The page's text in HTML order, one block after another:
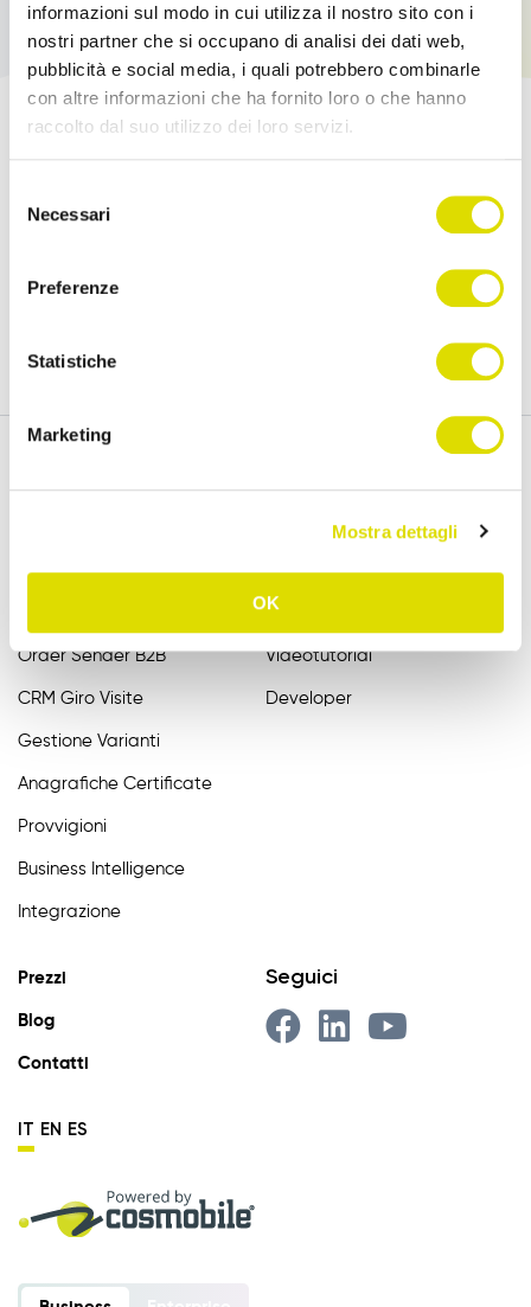
informazioni sul modo in cui utilizza il nostro sito con i
nostri partner che si occupano di analisi dei dati web,
pubblicità e social media, i quali potrebbero combinarle
con altre informazioni che ha fornito loro o che hanno
raccolto dal suo utilizzo dei loro servizi.
all'informativa:
https://www.ordersender.com/cookie-
delNecessari
Preferenze
Statistiche
Marketing
Mostra dettagli
OK
Prova l'App Order Sender gratis, nella sua
Raccolta Ordini Agenti
Order Sender B2B
CRM Giro Visite
Gestione Varianti
Anagrafiche Certificate
Provvigioni
Business Intelligence
Integrazione
Assistenza
FAQ
Manuali
Videotutorial
Developer
Prezzi
Blog
Contatti
IT EN ES
Seguici